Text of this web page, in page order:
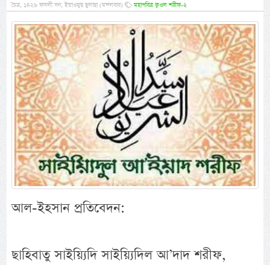
চৈত্র, ১৪২৯ ফসলী সন, ইয়াওমুছ ছুলাছা (মঙ্গলবার)
মহাপবিত্র ক্বওল শরীফ-২
আল-ইহসান প্রতিবেদন:
ছাহিবাতু সাইয়্যিদি সাইয়্যিদিল আ’দাদ শরীফ,